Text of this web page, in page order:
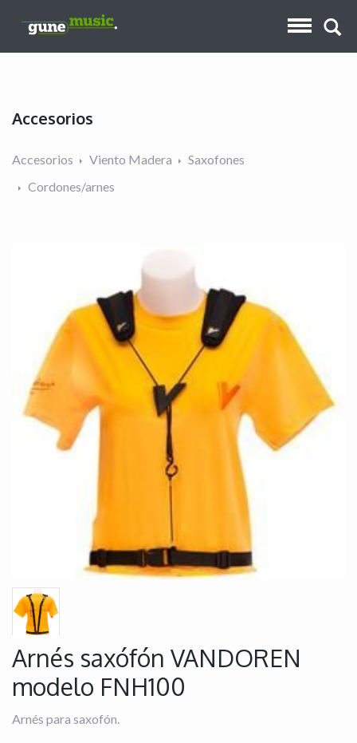
Accesorios
Accesorios Viento Madera
Saxofones
Cordones/arnes
Arnés saxófón VANDOREN
modelo FNH100
Arnés para saxofón.